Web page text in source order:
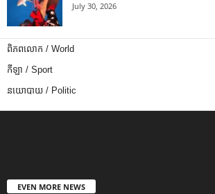
July 30, 2026
ពិភពលោក / World
កីឡា / Sport
នយោបាយ / Politic
EVEN MORE NEWS